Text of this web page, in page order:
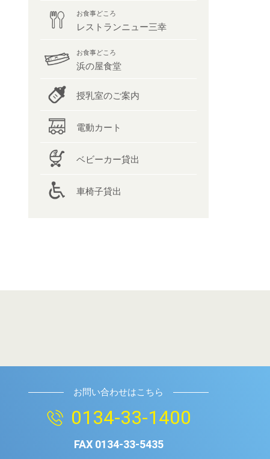
お食事どころ
レストランニュー三幸
お食事どころ
浜の屋食堂
授乳室のご案内
電動カート
ベビーカー貸出
車椅子貸出
お問い合わせはこちら
0134-33-1400
FAX 0134-33-5435